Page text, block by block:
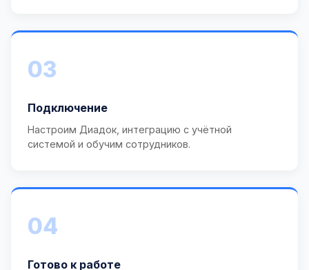
03
Подключение
Настроим Диадок, интеграцию с учётной
системой и обучим сотрудников.
04
Готово к работе